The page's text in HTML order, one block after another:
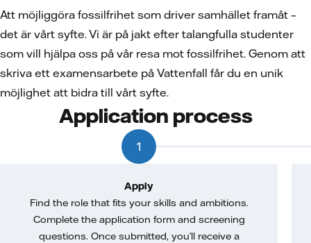
Att möjliggöra fossilfrihet som driver samhället framåt –
det är vårt syfte. Vi är på jakt efter talangfulla studenter
som vill hjälpa oss på vår resa mot fossilfrihet. Genom att
skriva ett examensarbete på Vattenfall får du en unik
möjlighet att bidra till vårt syfte.
Application process
1
Apply
Find the role that fits your skills and ambitions.
Complete the application form and screening
questions. Once submitted, you’ll receive a